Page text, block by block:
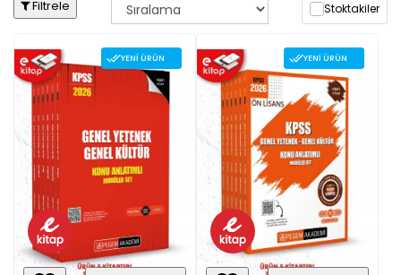
Filtrele Stoktakiler
YENI ÜRÜN YENI ÜRÜN